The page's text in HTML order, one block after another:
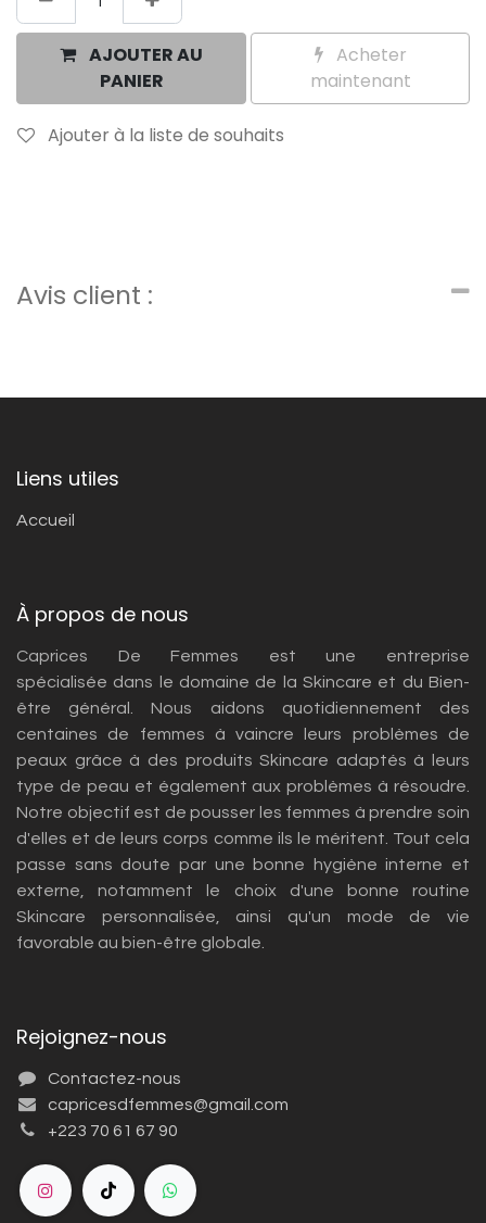
AJOUTER AU
PANIER
Acheter
maintenant
Ajouter à la liste de souhaits
Avis client :
Liens utiles
Accueil
À propos de nous
Caprices De Femmes est une entreprise
spécialisée dans le domaine de la Skincare et du Bien-
être général. Nous aidons quotidiennement des
centaines de femmes à vaincre leurs problèmes de
peaux grâce à des produits Skincare adaptés à leurs
type de peau et également aux problèmes à résoudre.
Notre objectif est de pousser les femmes à prendre soin
d'elles et de leurs corps comme ils le méritent. Tout cela
passe sans doute par une bonne hygiène interne et
externe, notamment le choix d'une bonne routine
Skincare personnalisée, ainsi qu'un mode de vie
favorable au bien-être globale.
Rejoignez-nous
Contactez-nous
capricesdfemmes@gmail.com
+223 70 61 67 90